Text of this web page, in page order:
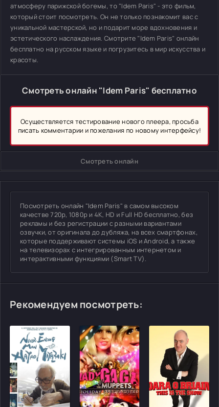
атмосферу парижской богемы, то "Idem Paris" - это фильм,
который стоит посмотреть. Он не только познакомит вас с
уникальной мастерской, но и подарит море вдохновения и
эстетического наслаждения. Смотрите "Idem Paris" онлайн
бесплатно на русском языке и погрузитесь в мир искусства и
красоты.
Смотреть онлайн "Idem Paris" бесплатно
Осуществляется тестирование нового плеера, просьба
писать комментарии и пожелания по новому интерфейсу!
Смотреть онлайн
Посмотреть онлайн "Idem Paris" в самом высоком
качестве 720p, 1080p и 4K, HD и Full HD бесплатно, без
рекламы и без регистрации с разными вариантами
озвучки, от оригинала до дубляжа, на всех смартфонах,
которые поддерживают системы iOS и Android, а также
на телевизорах с интегрированным интернетом и
интерактивными функциями (Smart TV).
Рекомендуем посмотреть: